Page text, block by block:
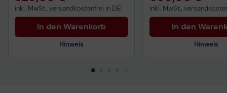
inkl. MwSt., versandkostenfrei in DE!
In den Warenkorb
Hinweis
inkl. MwSt.,
In den
Hinweis